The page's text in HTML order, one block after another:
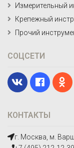
КОНТАКТЫ
г. Москва, м.
Измерительный
Крепежный
Прочий
СОЦСЕТИ